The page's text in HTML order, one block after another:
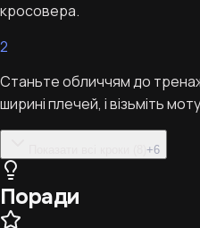
кросовера.
2
Станьте обличчям до
ширині плечей, і візьміть
+6
Поради